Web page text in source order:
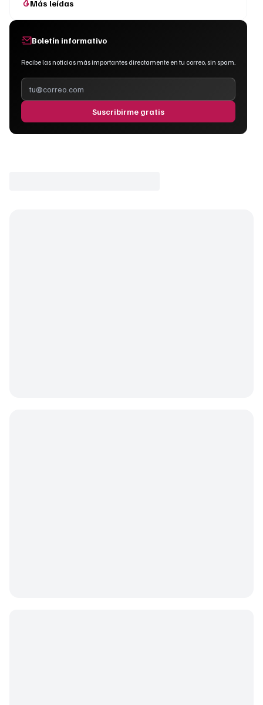
Más leídas
Boletín informativo
Recibe las noticias más importantes directamente en tu correo, sin spam.
Suscribirme gratis